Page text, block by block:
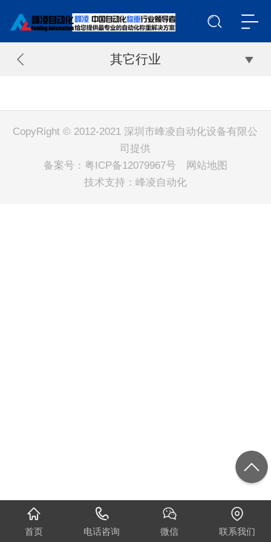
其它行业
CopyRight © 2012-2021 深圳市峰凌自动化设备有限公
司提供
备案号： 粤ICP备12079967号
网站地图
技术支持： 峰凌自动化
首页 电话咨询 微信 联系我们